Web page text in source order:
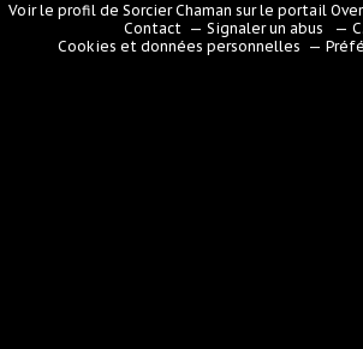
Voir le profil deSorcier Chaman sur le portail
Contact
Signaler un abus
Cookies et données personnelles